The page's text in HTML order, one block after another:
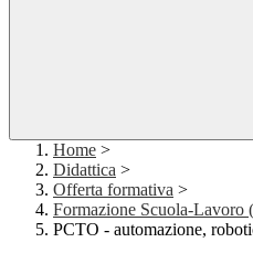
Home >
Didattica >
Offerta formativa >
Formazione Scuola-Lavoro
PCTO - automazione,